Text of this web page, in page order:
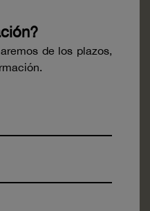
de los plazos,